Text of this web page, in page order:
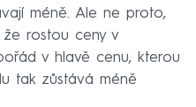
méně. Ale ne proto,
rostou ceny v
v hlavě cenu, kterou
tak zůstává méně